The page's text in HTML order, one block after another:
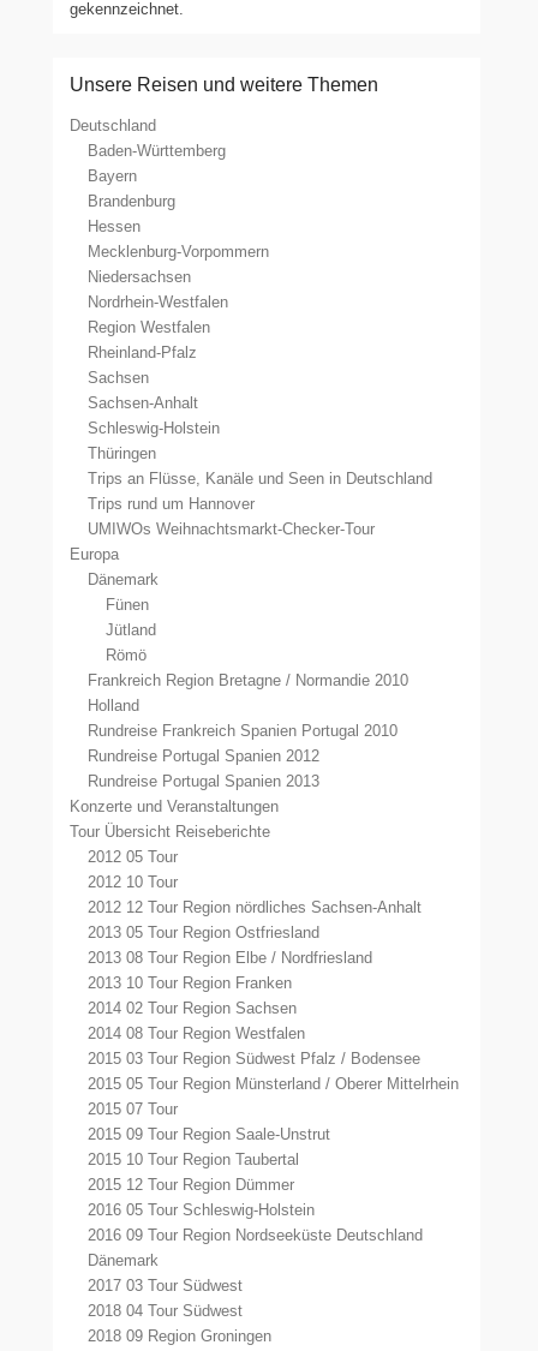
gekennzeichnet.
Unsere Reisen und weitere Themen
Deutschland
Baden-Württemberg
Bayern
Brandenburg
Hessen
Mecklenburg-Vorpommern
Niedersachsen
Nordrhein-Westfalen
Region Westfalen
Rheinland-Pfalz
Sachsen
Sachsen-Anhalt
Schleswig-Holstein
Thüringen
Trips an Flüsse, Kanäle und Seen in Deutschland
Trips rund um Hannover
UMIWOs Weihnachtsmarkt-Checker-Tour
Europa
Dänemark
Fünen
Jütland
Römö
Frankreich Region Bretagne / Normandie 2010
Holland
Rundreise Frankreich Spanien Portugal 2010
Rundreise Portugal Spanien 2012
Rundreise Portugal Spanien 2013
Konzerte und Veranstaltungen
Tour Übersicht Reiseberichte
2012 05 Tour
2012 10 Tour
2012 12 Tour Region nördliches Sachsen-Anhalt
2013 05 Tour Region Ostfriesland
2013 08 Tour Region Elbe / Nordfriesland
2013 10 Tour Region Franken
2014 02 Tour Region Sachsen
2014 08 Tour Region Westfalen
2015 03 Tour Region Südwest Pfalz / Bodensee
2015 05 Tour Region Münsterland / Oberer Mittelrhein
2015 07 Tour
2015 09 Tour Region Saale-Unstrut
2015 10 Tour Region Taubertal
2015 12 Tour Region Dümmer
2016 05 Tour Schleswig-Holstein
2016 09 Tour Region Nordseeküste Deutschland
Dänemark
2017 03 Tour Südwest
2018 04 Tour Südwest
2018 09 Region Groningen